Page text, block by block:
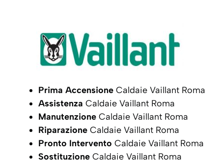
Prima Accensione Caldaie Vaillant Roma
Assistenza Caldaie Vaillant Roma
Manutenzione Caldaie Vaillant Roma
Riparazione Caldaie Vaillant Roma
Pronto Intervento Caldaie Vaillant Roma
Sostituzione Caldaie Vaillant Roma